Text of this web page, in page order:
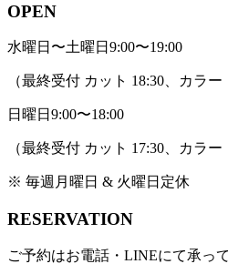
OPEN
水曜日〜土曜日 9:00〜19:00
（最終受付 カット 18:30、カラー
日曜日 9:00〜18:00
（最終受付 カット 17:30、カラー
※ 毎週月曜日 & 火曜日定休
RESERVATION
ご予約はお電話・LINEにて承っ